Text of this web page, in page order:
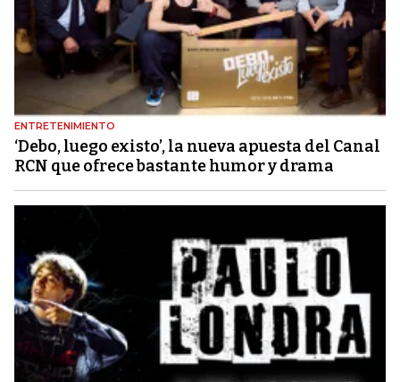
ENTRETENIMIENTO
‘Debo, luego existo’, la nueva apuesta del Canal
RCN que ofrece bastante humor y drama